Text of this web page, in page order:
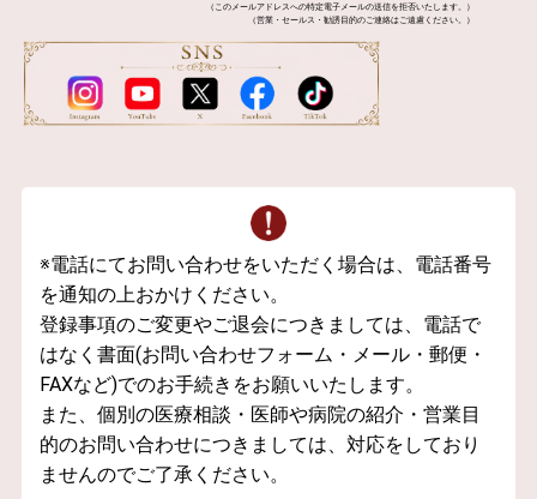
（このメールアドレスへの特定電子メールの送信を拒否いたします。）
（営業・セールス・勧誘目的のご連絡はご遠慮ください。）
※電話にてお問い合わせをいただく場合は、電話番号
を通知の上おかけください。
登録事項のご変更やご退会につきましては、電話で
はなく書面(お問い合わせフォーム・メール・郵便・
FAXなど)でのお手続きをお願いいたします。
また、個別の医療相談・医師や病院の紹介・営業目
的のお問い合わせにつきましては、対応をしており
ませんのでご了承ください。